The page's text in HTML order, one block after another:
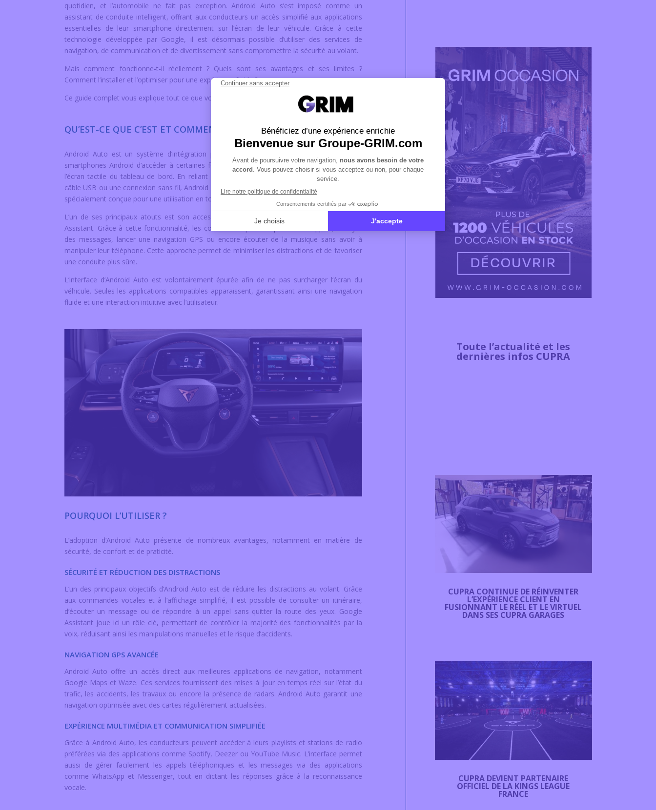
quotidien, et l’automobile ne fait pas exception. Android Auto s’est imposé comme un
assistant de conduite intelligent, offrant aux conducteurs un accès simplifié aux applications
essentielles de leur smartphone directement sur l’écran de leur véhicule. Grâce à cette
technologie développée par Google, il est désormais possible d’utiliser des services de
navigation, de communication et de divertissement sans compromettre la sécurité au volant.
Mais comment fonctionne-t-il réellement ? Quels sont ses avantages et ses limites ?
Comment l’installer et l’optimiser pour une expérience fluide ?
Ce guide complet vous explique tout ce que vous devez savoir sur cet outil incontournable.
QU’EST-CE QUE C’EST ET COMMENT ÇA FONCTIONNE ?
Android Auto est un système d’intégration pour véhicules qui permet aux utilisateurs de
smartphones Android d’accéder à certaines fonctionnalités de leur appareil directement sur
l’écran tactile du tableau de bord. En reliant un smartphone compatible à la voiture via un
câble USB ou une connexion sans fil, Android Auto affiche une interface simplifiée et intuitive,
spécialement conçue pour une utilisation en toute sécurité pendant la conduite.
L’un de ses principaux atouts est son accessibilité via les commandes vocales de Google
Assistant. Grâce à cette fonctionnalité, les conducteurs peuvent passer des appels, envoyer
des messages, lancer une navigation GPS ou encore écouter de la musique sans avoir à
manipuler leur téléphone. Cette approche permet de minimiser les distractions et de favoriser
une conduite plus sûre.
L’interface d’Android Auto est volontairement épurée afin de ne pas surcharger l’écran du
véhicule. Seules les applications compatibles apparaissent, garantissant ainsi une navigation
fluide et une interaction intuitive avec l’utilisateur.
POURQUOI L’UTILISER ?
L’adoption d’Android Auto présente de nombreux avantages, notamment en matière de
sécurité, de confort et de praticité.
SÉCURITÉ ET RÉDUCTION DES DISTRACTIONS
L’un des principaux objectifs d’Android Auto est de réduire les distractions au volant. Grâce
aux commandes vocales et à l’affichage simplifié, il est possible de consulter un itinéraire,
d’écouter un message ou de répondre à un appel sans quitter la route des yeux. Google
Assistant joue ici un rôle clé, permettant de contrôler la majorité des fonctionnalités par la
voix, réduisant ainsi les manipulations manuelles et le risque d’accidents.
NAVIGATION GPS AVANCÉE
Android Auto offre un accès direct aux meilleures applications de navigation, notamment
Google Maps et Waze. Ces services fournissent des mises à jour en temps réel sur l’état du
trafic, les accidents, les travaux ou encore la présence de radars. Android Auto garantit une
navigation optimisée avec des cartes régulièrement actualisées.
EXPÉRIENCE MULTIMÉDIA ET COMMUNICATION SIMPLIFIÉE
Grâce à Android Auto, les conducteurs peuvent accéder à leurs playlists et stations de radio
préférées via des applications comme Spotify, Deezer ou YouTube Music. L’interface permet
aussi de gérer facilement les appels téléphoniques et les messages via des applications
comme WhatsApp et Messenger, tout en dictant les réponses grâce à la reconnaissance
vocale.
Toute l’actualité et les
dernières infos CUPRA
CUPRA CONTINUE DE RÉINVENTER
L’EXPÉRIENCE CLIENT EN
FUSIONNANT LE RÉEL ET LE VIRTUEL
DANS SES CUPRA GARAGES
CUPRA DEVIENT PARTENAIRE
OFFICIEL DE LA KINGS LEAGUE
FRANCE